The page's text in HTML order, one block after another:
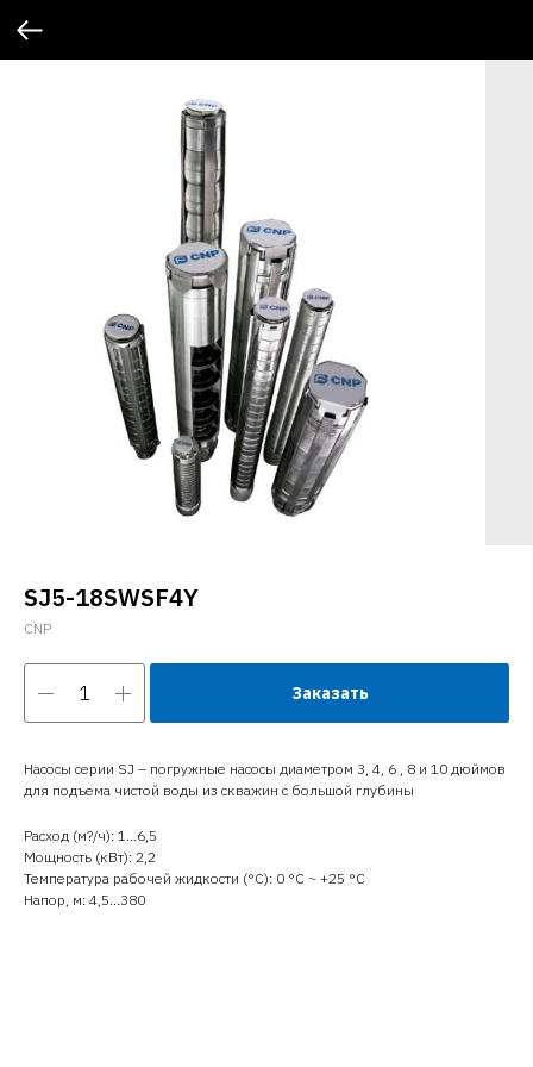
SJ5-18SWSF4Y
CNP
Заказать
Насосы серии SJ – погружные насосы диаметром 3, 4, 6 , 8 и 10 дюймов
для подъема чистой воды из скважин с большой глубины
Расход (м?/ч): 1…6,5
Мощность (кВт): 2,2
Температура рабочей жидкости (°C): 0 °С ~ +25 °С
Напор, м: 4,5…380